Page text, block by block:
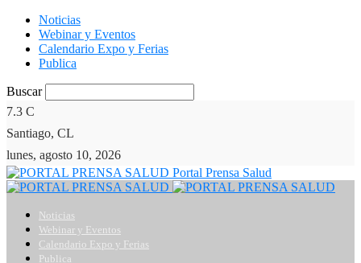
Noticias
Webinar y Eventos
Calendario Expo y Ferias
Publica
Buscar
7.3 C
Santiago, CL
lunes, agosto 10, 2026
Portal Prensa Salud
Noticias
Webinar y Eventos
Calendario Expo y Ferias
Publica